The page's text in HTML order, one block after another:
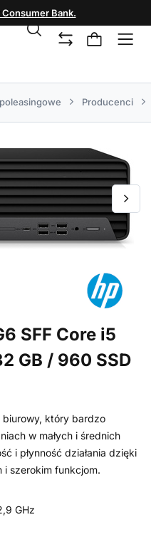
Bank.
Producenci
SFF Core i5
GB / 960 SSD
biurowy, który bardzo
w małych i średnich
i płynność działania dzięki
i szerokim funkcjom.
GHz